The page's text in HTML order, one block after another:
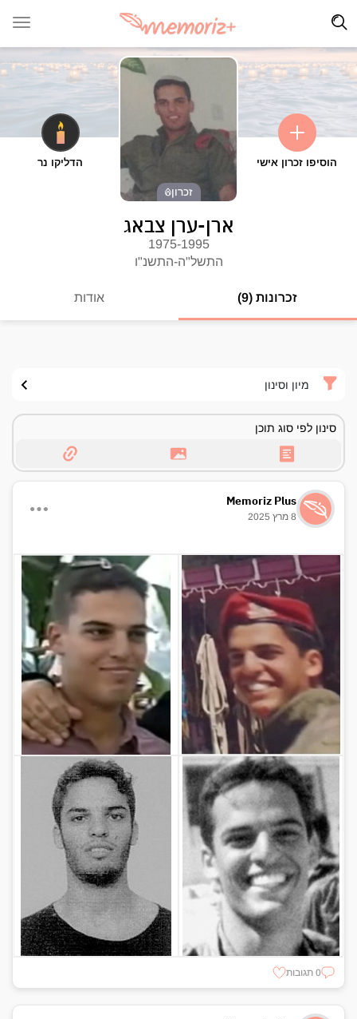
הוסיפו זכרון אישי
זכרון
הדליקו נר
ארן-ערן צבאג
1975-1995
התשל"ה-התשנ"ו
זכרונות (9) אודות
מיון וסינון
סינון לפי סוג תוכן
Memoriz Plus
8 מרץ 2025
0 תגובות